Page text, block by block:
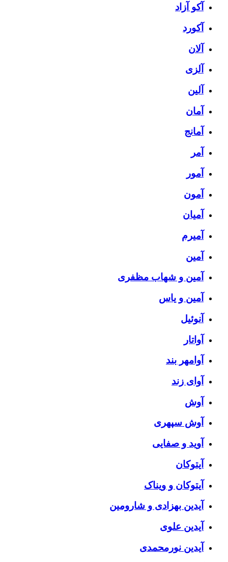
آکو آزاد
آکورد
آلان
آلزی
آلین
آمان
آمانج
آمر
آمور
آمون
آمیان
آمیرم
آمین
آمین و شهاب مظفری
آمین و یاس
آنوئیل
آواتار
آوامهر بند
آوای زند
آوش
آوش سپهری
آوید و صفایی
آیتوکان
آیتوکان و ویناک
آیدین بهزادی و شارومین
آیدین علوی
آیدین نورمحمدی